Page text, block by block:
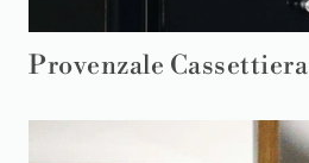
Provenzale Cassettiera